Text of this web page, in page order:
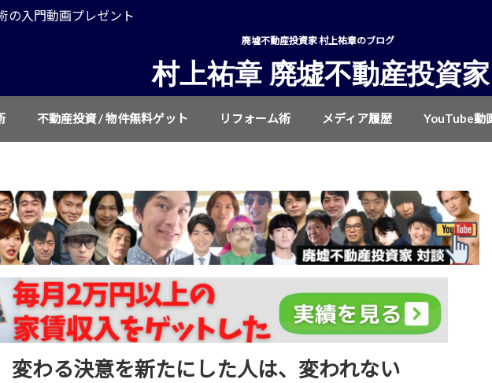
の入門動画プレゼント
廃墟不動産投資家 村上祐章のブログ
村上祐章 廃墟不動産投資家
不動産投資 / 物件無料ゲット リフォーム術 メディア履歴 YouTube動
わる決意を新たにした人は、変われない